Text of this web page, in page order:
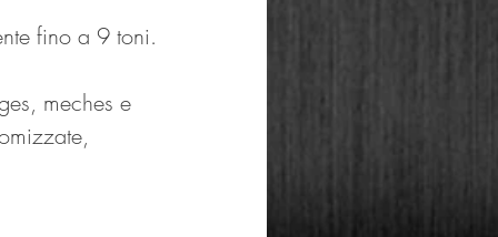
fino a 9 toni.
meches e